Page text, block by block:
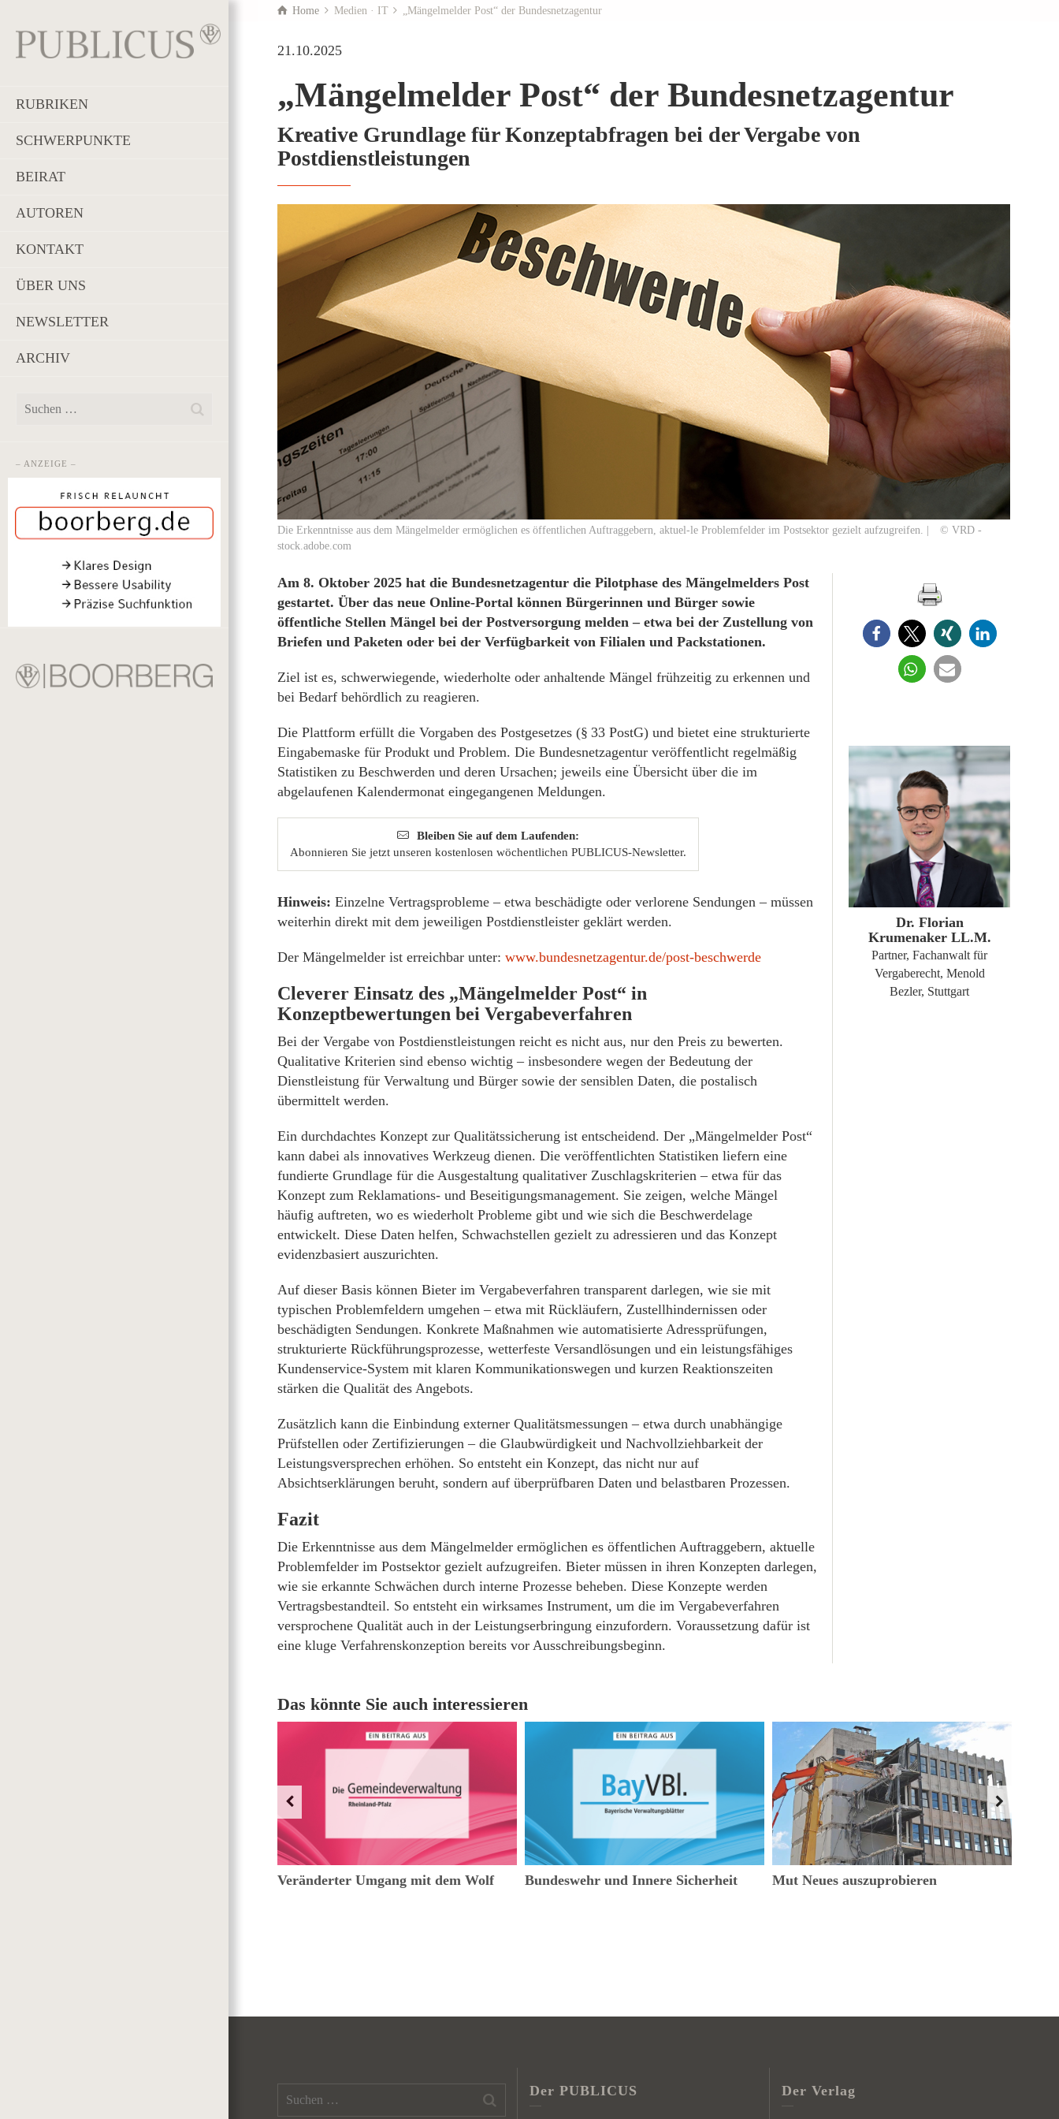
RUBRIKEN
SCHWERPUNKTE
BEIRAT
AUTOREN
KONTAKT
ÜBER UNS
NEWSLETTER
ARCHIV
– ANZEIGE –
Home Medien · IT „Mängelmelder Post“ der Bundesnetzagentur
21.10.2025
„Mängelmelder Post“ der Bundesnetzagentur
Kreative Grundlage für Konzeptabfragen bei der Vergabe von
Postdienstleistungen
Die Erkenntnisse aus dem Mängelmelder ermöglichen es öffentlichen Auftraggebern, aktuel-le Problemfelder im Postsektor gezielt aufzugreifen. | © VRD -
stock.adobe.com
Am 8. Oktober 2025 hat die Bundesnetzagentur die Pilotphase des Mängelmelders Post
gestartet. Über das neue Online-Portal können Bürgerinnen und Bürger sowie
öffentliche Stellen Mängel bei der Postversorgung melden – etwa bei der Zustellung von
Briefen und Paketen oder bei der Verfügbarkeit von Filialen und Packstationen.
Ziel ist es, schwerwiegende, wiederholte oder anhaltende Mängel frühzeitig zu erkennen und
bei Bedarf behördlich zu reagieren.
Die Plattform erfüllt die Vorgaben des Postgesetzes (§ 33 PostG) und bietet eine strukturierte
Eingabemaske für Produkt und Problem. Die Bundesnetzagentur veröffentlicht regelmäßig
Statistiken zu Beschwerden und deren Ursachen; jeweils eine Übersicht über die im
abgelaufenen Kalendermonat eingegangenen Meldungen.
Bleiben Sie auf dem Laufenden:
Abonnieren Sie jetzt unseren kostenlosen wöchentlichen PUBLICUS-Newsletter.
Hinweis: Einzelne Vertragsprobleme – etwa beschädigte oder verlorene Sendungen – müssen
weiterhin direkt mit dem jeweiligen Postdienstleister geklärt werden.
Der Mängelmelder ist erreichbar unter: www.bundesnetzagentur.de/post-beschwerde
Cleverer Einsatz des „Mängelmelder Post“ in
Konzeptbewertungen bei Vergabeverfahren
Bei der Vergabe von Postdienstleistungen reicht es nicht aus, nur den Preis zu bewerten.
Qualitative Kriterien sind ebenso wichtig – insbesondere wegen der Bedeutung der
Dienstleistung für Verwaltung und Bürger sowie der sensiblen Daten, die postalisch
übermittelt werden.
Ein durchdachtes Konzept zur Qualitätssicherung ist entscheidend. Der „Mängelmelder Post“
kann dabei als innovatives Werkzeug dienen. Die veröffentlichten Statistiken liefern eine
fundierte Grundlage für die Ausgestaltung qualitativer Zuschlagskriterien – etwa für das
Konzept zum Reklamations- und Beseitigungsmanagement. Sie zeigen, welche Mängel
häufig auftreten, wo es wiederholt Probleme gibt und wie sich die Beschwerdelage
entwickelt. Diese Daten helfen, Schwachstellen gezielt zu adressieren und das Konzept
evidenzbasiert auszurichten.
Auf dieser Basis können Bieter im Vergabeverfahren transparent darlegen, wie sie mit
typischen Problemfeldern umgehen – etwa mit Rückläufern, Zustellhindernissen oder
beschädigten Sendungen. Konkrete Maßnahmen wie automatisierte Adressprüfungen,
strukturierte Rückführungsprozesse, wetterfeste Versandlösungen und ein leistungsfähiges
Kundenservice-System mit klaren Kommunikationswegen und kurzen Reaktionszeiten
stärken die Qualität des Angebots.
Zusätzlich kann die Einbindung externer Qualitätsmessungen – etwa durch unabhängige
Prüfstellen oder Zertifizierungen – die Glaubwürdigkeit und Nachvollziehbarkeit der
Leistungsversprechen erhöhen. So entsteht ein Konzept, das nicht nur auf
Absichtserklärungen beruht, sondern auf überprüfbaren Daten und belastbaren Prozessen.
Fazit
Die Erkenntnisse aus dem Mängelmelder ermöglichen es öffentlichen Auftraggebern, aktuelle
Problemfelder im Postsektor gezielt aufzugreifen. Bieter müssen in ihren Konzepten darlegen,
wie sie erkannte Schwächen durch interne Prozesse beheben. Diese Konzepte werden
Vertragsbestandteil. So entsteht ein wirksames Instrument, um die im Vergabeverfahren
versprochene Qualität auch in der Leistungserbringung einzufordern. Voraussetzung dafür ist
eine kluge Verfahrenskonzeption bereits vor Ausschreibungsbeginn.
ZUM PROFIL
Dr. Florian
Krumenaker LL.M.
Partner, Fachanwalt für
Vergaberecht, Menold
Bezler, Stuttgart
Das könnte Sie auch interessieren
Veränderter Umgang mit dem Wolf Bundeswehr und Innere Sicherheit Mut Neues auszuprobieren
Der PUBLICUS Der Verlag